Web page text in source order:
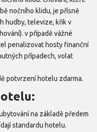
nočního klidu, je přísně
hudby, televize, křik v
v případě vážné
penalizovat hosty finanční
případech, volat
potvrzení hotelu zdarma.
na základě předem
standardu hotelu.